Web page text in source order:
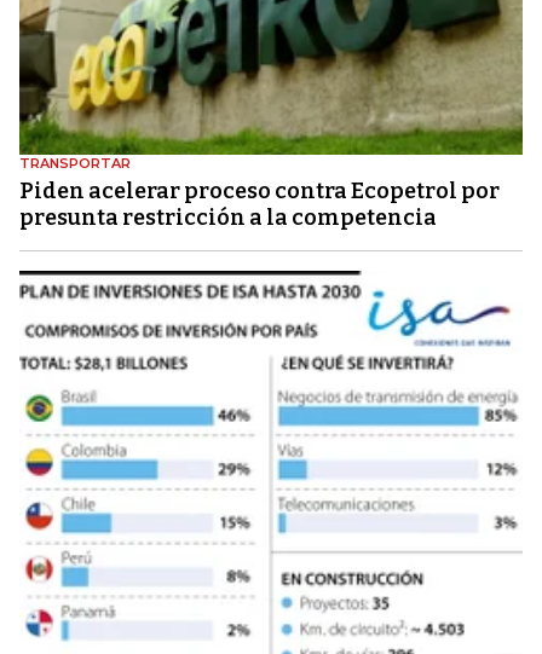
TRANSPORTAR
Piden acelerar proceso contra Ecopetrol por
presunta restricción a la competencia